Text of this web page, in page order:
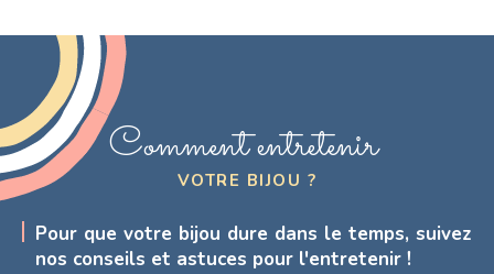
Comment entretenir
VOTRE BIJOU ?
Pour que votre bijou dure dans le temps, suivez
nos conseils et astuces pour l'entretenir !